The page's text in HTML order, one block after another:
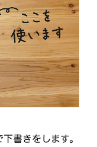
書きをします。